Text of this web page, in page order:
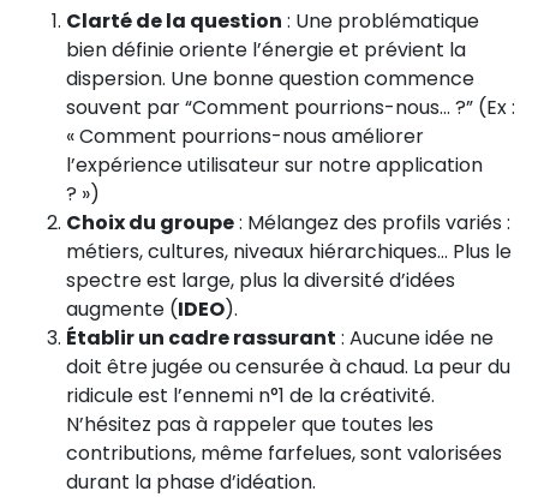
Clarté de la question : Une problématique
bien définie oriente l’énergie et prévient la
dispersion. Une bonne question commence
souvent par “Comment pourrions-nous… ?” (Ex :
« Comment pourrions-nous améliorer
l’expérience utilisateur sur notre application
? »)
Choix du groupe: Mélangez des profils variés :
métiers, cultures, niveaux hiérarchiques… Plus le
spectre est large, plus la diversité d’idées
augmente (IDEO).
Établir un cadre rassurant : Aucune idée ne
doit être jugée ou censurée à chaud. La peur du
ridicule est l’ennemi n°1 de la créativité.
N’hésitez pas à rappeler que toutes les
contributions, même farfelues, sont valorisées
durant la phase d’idéation.